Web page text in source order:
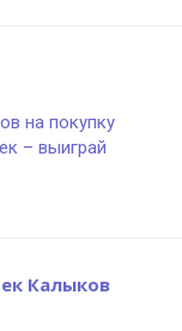
на покупку
– выиграй
Калыков